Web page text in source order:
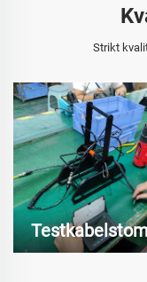
Strikt